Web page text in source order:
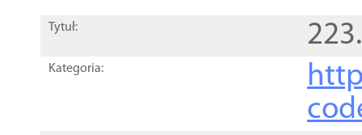
Tytuł:
Kategoria: